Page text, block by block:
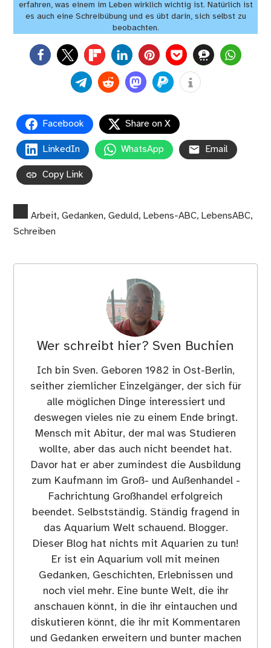
erfahren, was einem im Leben wirklich wichtig ist. Natürlich ist
es auch eine Schreibübung und es übt darin, sich selbst zu
beobachten.
0
Facebook Share on X
LinkedIn WhatsApp Email
Copy Link
Arbeit,Gedanken,Geduld, Lebens-ABC, LebensABC,
Schreiben
Wer schreibt hier? Sven Buchien
Ich bin Sven. Geboren 1982 in Ost-Berlin,
seither ziemlicher Einzelgänger, der sich für
alle möglichen Dinge interessiert und
deswegen vieles nie zu einem Ende bringt.
Mensch mit Abitur, der mal was Studieren
wollte, aber das auch nicht beendet hat.
Davor hat er aber zumindest die Ausbildung
zum Kaufmann im Groß- und Außenhandel -
Fachrichtung Großhandel erfolgreich
beendet. Selbstständig. Ständig fragend in
das Aquarium Welt schauend. Blogger.
Dieser Blog hat nichts mit Aquarien zu tun!
Er ist ein Aquarium voll mit meinen
Gedanken, Geschichten, Erlebnissen und
noch viel mehr. Eine bunte Welt, die ihr
anschauen könnt, in die ihr eintauchen und
diskutieren könnt, die ihr mit Kommentaren
und Gedanken erweitern und bunter machen